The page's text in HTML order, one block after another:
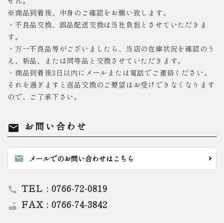
※商品到着後、中身のご確認をお願い致します。
・不良品交換、誤品配送交換は当社負担とさせていただきま
す。
・万一不良品等がございましたら、当店の在庫状況を確認のう
え、新品、または同等品と交換させていただきます。
・商品到着後3日以内にメールまたは電話でご連絡ください。
それを過ぎますと返品交換のご要望はお受けできなくなります
ので、ご了承下さい。
mail お問い合わせ
mail メールでのお問い合わせはこちら
call TEL : 0766-72-0819
router FAX : 0766-74-3842